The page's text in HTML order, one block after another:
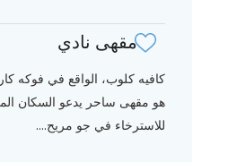
مقهى نادي
هو مقهى ساحر يدعو السكان
للاسترخاء في جو مريح....